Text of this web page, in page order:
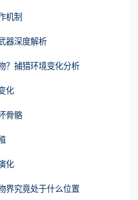
机制
器深度解析
？捕猎环境变化分析
化
骨骼
化
界究竟处于什么位置